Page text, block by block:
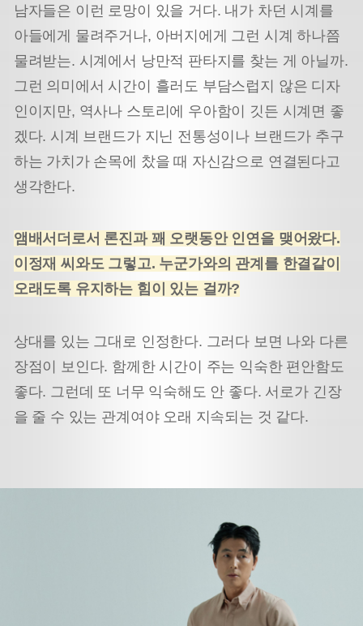
남자들은 이런 로망이 있을 거다. 내가 차던 시계를
아들에게 물려주거나, 아버지에게 그런 시계 하나쯤
물려받는. 시계에서 낭만적 판타지를 찾는 게 아닐까.
그런 의미에서 시간이 흘러도 부담스럽지 않은 디자
인이지만, 역사나 스토리에 우아함이 깃든 시계면 좋
겠다. 시계 브랜드가 지닌 전통성이나 브랜드가 추구
하는 가치가 손목에 찼을 때 자신감으로 연결된다고
생각한다.
앰배서더로서 론진과 꽤 오랫동안 인연을 맺어왔다.
이정재 씨와도 그렇고. 누군가와의 관계를 한결같이
오래도록 유지하는 힘이 있는 걸까?
상대를 있는 그대로 인정한다. 그러다 보면 나와 다른
장점이 보인다. 함께한 시간이 주는 익숙한 편안함도
좋다. 그런데 또 너무 익숙해도 안 좋다. 서로가 긴장
을 줄 수 있는 관계여야 오래 지속되는 것 같다.